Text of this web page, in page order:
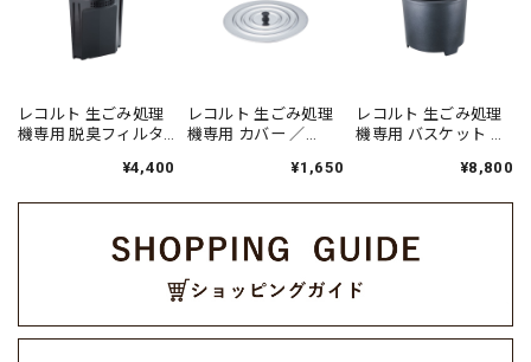
レコルト 生ごみ処理
機専用 脱臭フィルタ
¥4,400
レコルト 生ごみ処理
機専用 カバー ／
¥1,650
レコルト 生ごみ処理
機専用 バスケット ／
¥8,800